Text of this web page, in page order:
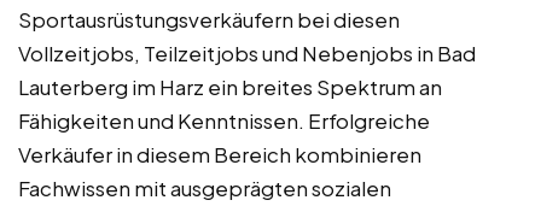
Sportausrüstungsverkäufern bei diesen
Vollzeitjobs, Teilzeitjobs und Nebenjobs in Bad
Lauterberg im Harz ein breites Spektrum an
Fähigkeiten und Kenntnissen. Erfolgreiche
Verkäufer in diesem Bereich kombinieren
Fachwissen mit ausgeprägten sozialen